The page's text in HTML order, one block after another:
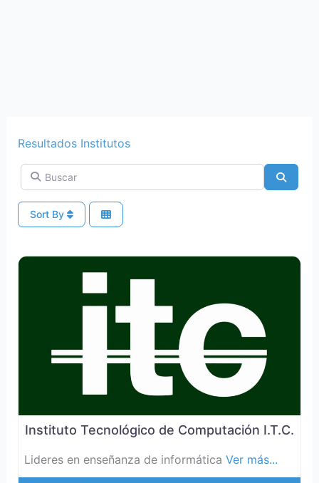
Resultados Institutos
Buscar
Sort By
Instituto Tecnológico de Computación I.T.C.
Lideres en enseñanza de informática Ver más...